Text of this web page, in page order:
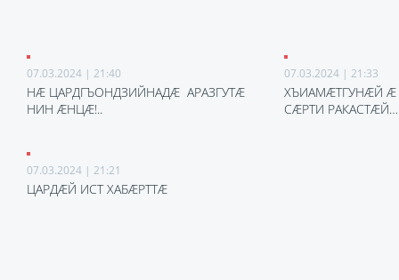
07.03.2024 | 21:40
НÆ ЦАРДГЪОНДЗИЙНАДÆ АРАЗГУТÆ
НИН ÆНЦÆ!..
07.03.2024 | 21:33
ХЪИАМÆТГУНÆЙ
СÆРТИ РАКАСТÆЙ…
07.03.2024 | 21:21
ЦАРДÆЙ ИСТ ХАБÆРТТÆ